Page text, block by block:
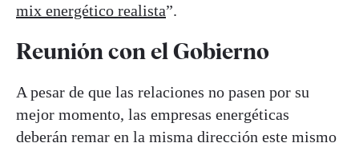
mix energético realista”.
Reunión con el Gobierno
A pesar de que las relaciones no pasen por su
mejor momento, las empresas energéticas
deberán remar en la misma dirección este mismo